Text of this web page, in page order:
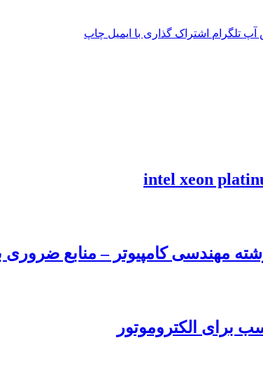
آپ تلگرام اشتراک گذاری با ایمیل چاپ
مهندسی کامپیوتر – منابع
برای الکتروموتور